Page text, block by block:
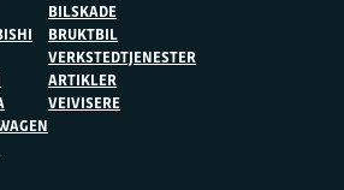
BILSKADE
BRUKTBIL
VERKSTEDTJENESTER
ARTIKLER
VEIVISERE